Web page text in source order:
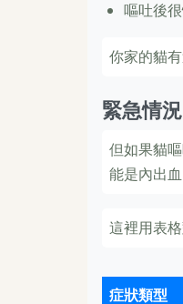
嘔吐後
你家的貓
緊急情況
但如果貓
能是內出血
這裡用表
症狀類型